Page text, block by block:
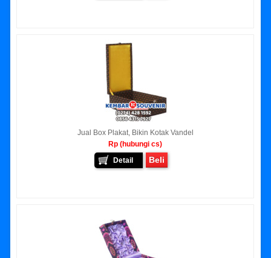
Jual Box Plakat, Bikin Kotak Vandel
Rp (hubungi cs)
Detail
Beli